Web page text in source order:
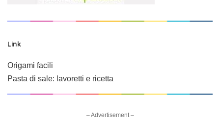
Link
Origami facili
Pasta di sale: lavoretti e ricetta
– Advertisement –